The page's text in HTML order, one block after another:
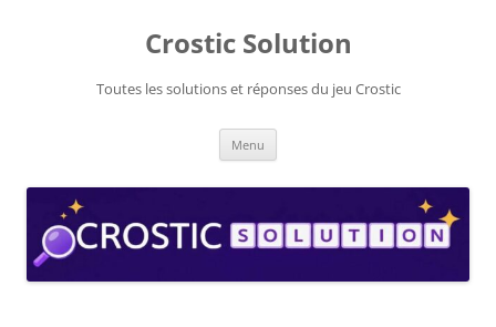
Crostic Solution
Toutes les solutions et réponses du jeu Crostic
Menu